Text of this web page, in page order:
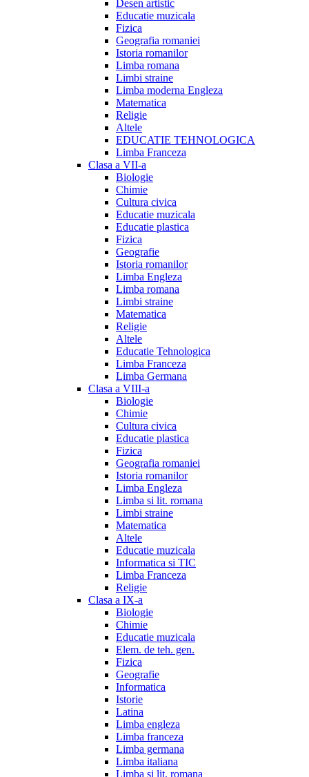
Desen artistic
Educatie muzicala
Fizica
Geografia romaniei
Istoria romanilor
Limba romana
Limbi straine
Limba moderna Engleza
Matematica
Religie
Altele
EDUCATIE TEHNOLOGICA
Limba Franceza
Clasa a VII-a
Biologie
Chimie
Cultura civica
Educatie muzicala
Educatie plastica
Fizica
Geografie
Istoria romanilor
Limba Engleza
Limba romana
Limbi straine
Matematica
Religie
Altele
Educatie Tehnologica
Limba Franceza
Limba Germana
Clasa a VIII-a
Biologie
Chimie
Cultura civica
Educatie plastica
Fizica
Geografia romaniei
Istoria romanilor
Limba Engleza
Limba si lit. romana
Limbi straine
Matematica
Altele
Educatie muzicala
Informatica si TIC
Limba Franceza
Religie
Clasa a IX-a
Biologie
Chimie
Educatie muzicala
Elem. de teh. gen.
Fizica
Geografie
Informatica
Istorie
Latina
Limba engleza
Limba franceza
Limba germana
Limba italiana
Limba si lit. romana